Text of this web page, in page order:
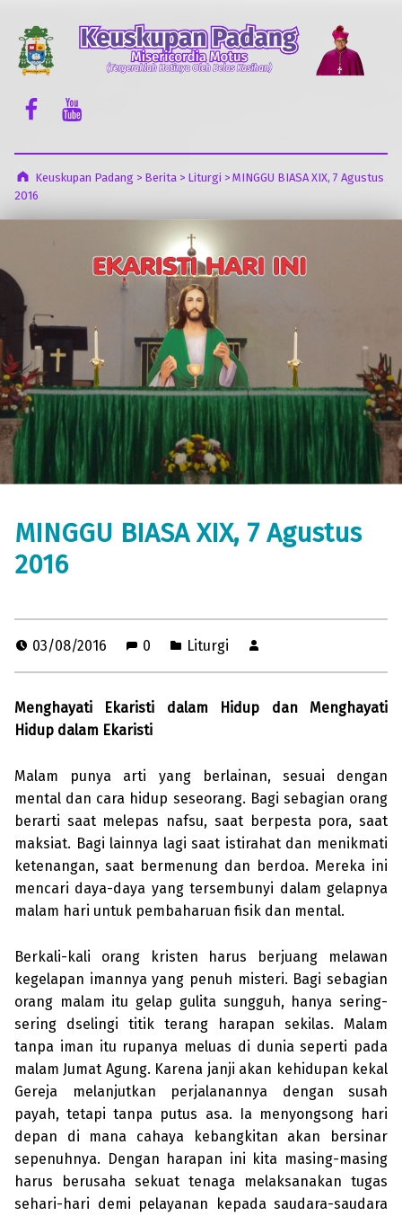
Facebook Komsos
Youtube Komsos
Keuskupan Padang > Berita> Liturgi > MINGGU BIASA XIX, 7 Agustus
2016
MINGGU BIASA XIX, 7 Agustus
2016
03/08/2016 0 Liturgi
Menghayati Ekaristi dalam Hidup dan Menghayati
Hidup dalam Ekaristi
Malam punya arti yang berlainan, sesuai dengan
mental dan cara hidup seseorang. Bagi sebagian orang
berarti saat melepas nafsu, saat berpesta pora, saat
maksiat. Bagi lainnya lagi saat istirahat dan menikmati
ketenangan, saat bermenung dan berdoa. Mereka ini
mencari daya-daya yang tersembunyi dalam gelapnya
malam hari untuk pembaharuan fisik dan mental.
Berkali-kali orang kristen harus berjuang melawan
kegelapan imannya yang penuh misteri. Bagi sebagian
orang malam itu gelap gulita sungguh, hanya sering-
sering dselingi titik terang harapan sekilas. Malam
tanpa iman itu rupanya meluas di dunia seperti pada
malam Jumat Agung. Karena janji akan kehidupan kekal
Gereja melanjutkan perjalanannya dengan susah
payah, tetapi tanpa putus asa. Ia menyongsong hari
depan di mana cahaya kebangkitan akan bersinar
sepenuhnya. Dengan harapan ini kita masing-masing
harus berusaha sekuat tenaga melaksanakan tugas
sehari-hari demi pelayanan kepada saudara-saudara